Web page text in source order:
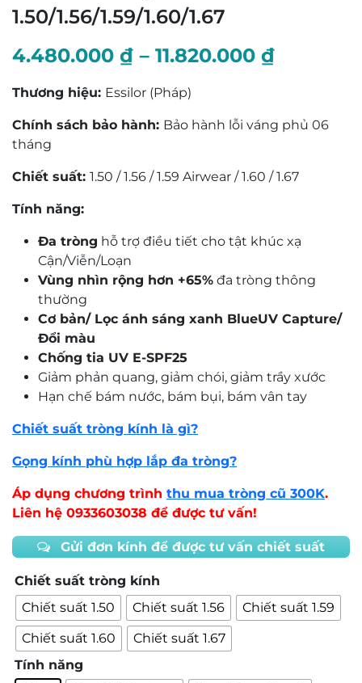
1.50/1.56/1.59/1.60/1.67
4.480.000 ₫ – 11.820.000 ₫Khoảng
đến
Thương hiệu: Essilor (Pháp)
Chính sách bảo hành: Bảo hành lỗi váng phủ 06
tháng
Chiết suất: 1.50 / 1.56 / 1.59 Airwear / 1.60 / 1.67
Tính năng:
Đa tròng hỗ trợ điều tiết cho tật khúc xạ
Cận/Viễn/Loạn
Vùng nhìn rộng hơn +65% đa tròng thông
thường
Cơ bản/ Lọc ánh sáng xanh BlueUV Capture/
Đổi màu
Chống tia UV E-SPF25
Giảm phản quang, giảm chói, giảm trầy xước
Hạn chế bám nước, bám bụi, bám vân tay
Chiết suất tròng kính là gì?
Gọng kính phù hợp lắp đa tròng?
Áp dụng chương trình thu mua tròng cũ 300K.
Liên hệ 0933603038 để được tư vấn!
Gửi đơn kính để được tư vấn chiết suất
Chiết suất tròng kính
Chiết suất 1.50
Chiết suất 1.56
Chiết suất 1.59
Chiết suất 1.60
Chiết suất 1.67
Tính năng